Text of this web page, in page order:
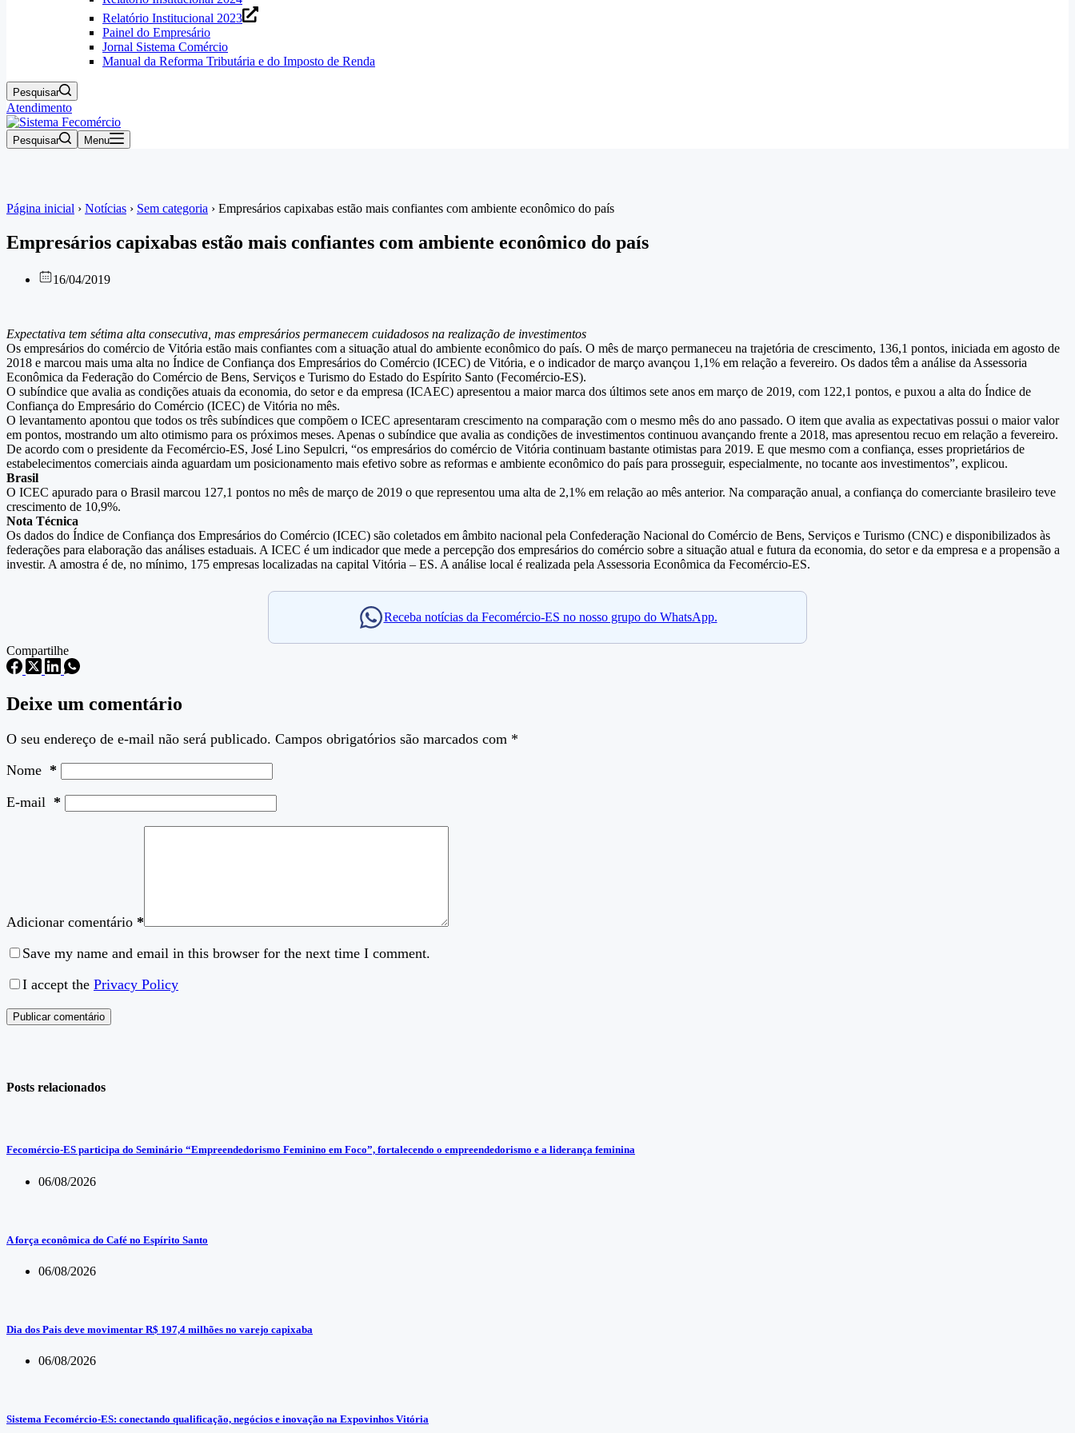
Relatório Institucional 2023
Painel do Empresário
Jornal Sistema Comércio
Manual da Reforma Tributária e do Imposto de Renda
Pesquisar
Atendimento
Pesquisar Menu
Página inicial › Notícias › Sem categoria › Empresários capixabas estão mais confiantes com ambiente econômico do país
Empresários capixabas estão mais confiantes com ambiente econômico do país
16/04/2019
Expectativa tem sétima alta consecutiva, mas empresários permanecem cuidadosos na realização de investimentos
Os empresários do comércio de Vitória estão mais confiantes com a situação atual do ambiente econômico do país. O mês de março permaneceu na trajetória de crescimento, 136,1 pontos, iniciada em agosto de
2018 e marcou mais uma alta no Índice de Confiança dos Empresários do Comércio (ICEC) de Vitória, e o indicador de março avançou 1,1% em relação a fevereiro. Os dados têm a análise da Assessoria
Econômica da Federação do Comércio de Bens, Serviços e Turismo do Estado do Espírito Santo (Fecomércio-ES).
O subíndice que avalia as condições atuais da economia, do setor e da empresa (ICAEC) apresentou a maior marca dos últimos sete anos em março de 2019, com 122,1 pontos, e puxou a alta do Índice de
Confiança do Empresário do Comércio (ICEC) de Vitória no mês.
O levantamento apontou que todos os três subíndices que compõem o ICEC apresentaram crescimento na comparação com o mesmo mês do ano passado. O item que avalia as expectativas possui o maior valor
em pontos, mostrando um alto otimismo para os próximos meses. Apenas o subíndice que avalia as condições de investimentos continuou avançando frente a 2018, mas apresentou recuo em relação a fevereiro.
De acordo com o presidente da Fecomércio-ES, José Lino Sepulcri, “os empresários do comércio de Vitória continuam bastante otimistas para 2019. E que mesmo com a confiança, esses proprietários de
estabelecimentos comerciais ainda aguardam um posicionamento mais efetivo sobre as reformas e ambiente econômico do país para prosseguir, especialmente, no tocante aos investimentos”, explicou.
Brasil
O ICEC apurado para o Brasil marcou 127,1 pontos no mês de março de 2019 o que representou uma alta de 2,1% em relação ao mês anterior. Na comparação anual, a confiança do comerciante brasileiro teve
crescimento de 10,9%.
Nota Técnica
Os dados do Índice de Confiança dos Empresários do Comércio (ICEC) são coletados em âmbito nacional pela Confederação Nacional do Comércio de Bens, Serviços e Turismo (CNC) e disponibilizados às
federações para elaboração das análises estaduais. A ICEC é um indicador que mede a percepção dos empresários do comércio sobre a situação atual e futura da economia, do setor e da empresa e a propensão a
investir. A amostra é de, no mínimo, 175 empresas localizadas na capital Vitória – ES. A análise local é realizada pela Assessoria Econômica da Fecomércio-ES.
Receba notícias da Fecomércio-ES no nosso grupo do WhatsApp.
Compartilhe
Deixe um comentário
O seu endereço de e-mail não será publicado. Campos obrigatórios são marcados com *
Nome *
E-mail *
Adicionar comentário *
Save my name and email in this browser for the next time I comment.
I accept the Privacy Policy
Publicar comentário
Posts relacionados
Fecomércio-ES participa do Seminário “Empreendedorismo Feminino em Foco”, fortalecendo o empreendedorismo e a liderança feminina
06/08/2026
A força econômica do Café no Espírito Santo
06/08/2026
Dia dos Pais deve movimentar R$ 197,4 milhões no varejo capixaba
06/08/2026
Sistema Fecomércio-ES: conectando qualificação, negócios e inovação na Expovinhos Vitória